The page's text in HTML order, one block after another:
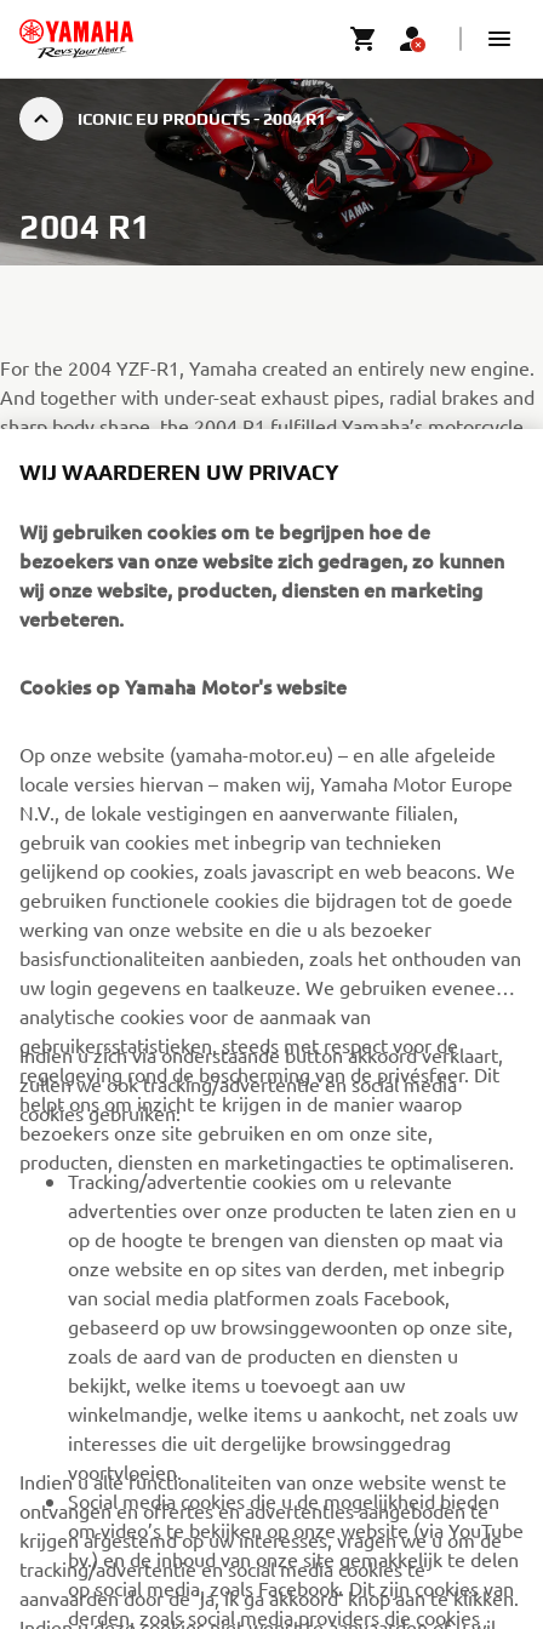
ICONIC EU PRODUCTS - 2004 R1
2004 R1
For the 2004 YZF-R1, Yamaha created an entirely new engine.
And together with under-seat exhaust pipes, radial brakes and
sharp body shape, the 2004 R1 fulfilled Yamaha’s motorcycle
stylish design”. The engine featured a bigger bore and shorter
achieve its higher 12.4:1 compression ratio and 20PS increase
of peak power. To cope with the higher power, this R1 model
was the first Yamaha motorcycle to use fracture-split (FS)
connecting rods. The fuel-injection system featured sub-
achieving the 1:1 power-to-weight ratio, thanks to the
Engine: 998cc, inline-four, 20 valves, DOHC
Max. power: 172 PS @ 12.500 rpm
Vehicle weight: 172 kg (dry)
1/13
CORPORATE
BUSINESS
MEER YAMAHA
SUPPORT
NIEUWSBRIEF
Wees de eerste die meer te weten komt over de nieuwste deals,
speciale evenementen, nieuwe producten en nog veel meer
ABONNEREN
WIJ WAARDEREN UW PRIVACY
Wij gebruiken cookies om te begrijpen hoe de
bezoekers van onze website zich gedragen, zo kunnen
wij onze website, producten, diensten en marketing
verbeteren.
Cookies op Yamaha Motor's website
Op onze website (yamaha-motor.eu) – en alle afgeleide
locale versies hiervan – maken wij, Yamaha Motor Europe
N.V., de lokale vestigingen en aanverwante filialen,
gebruik van cookies met inbegrip van technieken
gelijkend op cookies, zoals javascript en web beacons. We
gebruiken functionele cookies die bijdragen tot de goede
werking van onze website en die u als bezoeker
basisfunctionaliteiten aanbieden, zoals het onthouden van
uw login gegevens en taalkeuze. We gebruiken eveneens
analytische cookies voor de aanmaak van
gebruikersstatistieken, steeds met respect voor de
regelgeving rond de bescherming van de privésfeer. Dit
helpt ons om inzicht te krijgen in de manier waarop
bezoekers onze site gebruiken en om onze site,
producten, diensten en marketingacties te optimaliseren.
Indien u zich via onderstaande button akkoord verklaart,
zullen we ook tracking/advertentie en social media
cookies gebruiken:
Tracking/advertentie cookies om u relevante
advertenties over onze producten te laten zien en u
op de hoogte te brengen van diensten op maat via
onze website en op sites van derden, met inbegrip
van social media platformen zoals Facebook,
gebaseerd op uw browsinggewoonten op onze site,
zoals de aard van de producten en diensten u
bekijkt, welke items u toevoegt aan uw
winkelmandje, welke items u aankocht, net zoals uw
interesses die uit dergelijke browsinggedrag
voortvloeien.
Social media cookies die u de mogelijkheid bieden
om video’s te bekijken op onze website (via YouTube
bv.) en de inhoud van onze site gemakkelijk te delen
op social media, zoals Facebook. Dit zijn cookies van
derden, zoals social media providers die cookies
Indien u alle functionaliteiten van onze website wenst te
ontvangen en offertes en advertenties aangeboden te
krijgen afgestemd op uw interesses, vragen we u om de
tracking/advertentie en social media cookies te
aanvaarden door de ‘ja, ik ga akkoord’ knop aan te klikken.